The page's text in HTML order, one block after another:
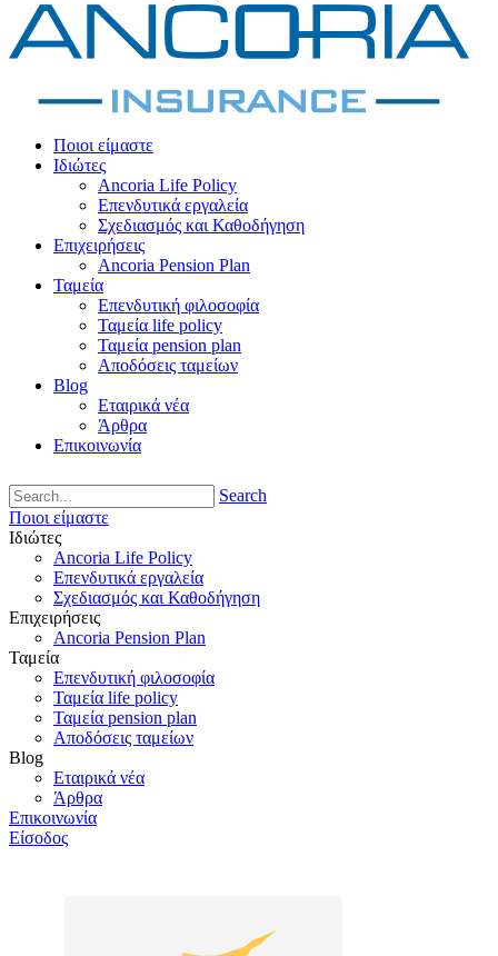
Ποιοι είμαστε
Ιδιώτες
Ancoria Life Policy
Επενδυτικά εργαλεία
Σχεδιασμός και Καθοδήγηση
Επιχειρήσεις
Ancoria Pension Plan
Ταμεία
Επενδυτική φιλοσοφία
Ταμεία life policy
Ταμεία pension plan
Αποδόσεις ταμείων
Blog
Εταιρικά νέα
Άρθρα
Επικοινωνία
Search
Ποιοι είμαστε
Ιδιώτες
Ancoria Life Policy
Επενδυτικά εργαλεία
Σχεδιασμός και Καθοδήγηση
Επιχειρήσεις
Ancoria Pension Plan
Ταμεία
Επενδυτική φιλοσοφία
Ταμεία life policy
Ταμεία pension plan
Αποδόσεις ταμείων
Blog
Εταιρικά νέα
Άρθρα
Επικοινωνία
Είσοδος